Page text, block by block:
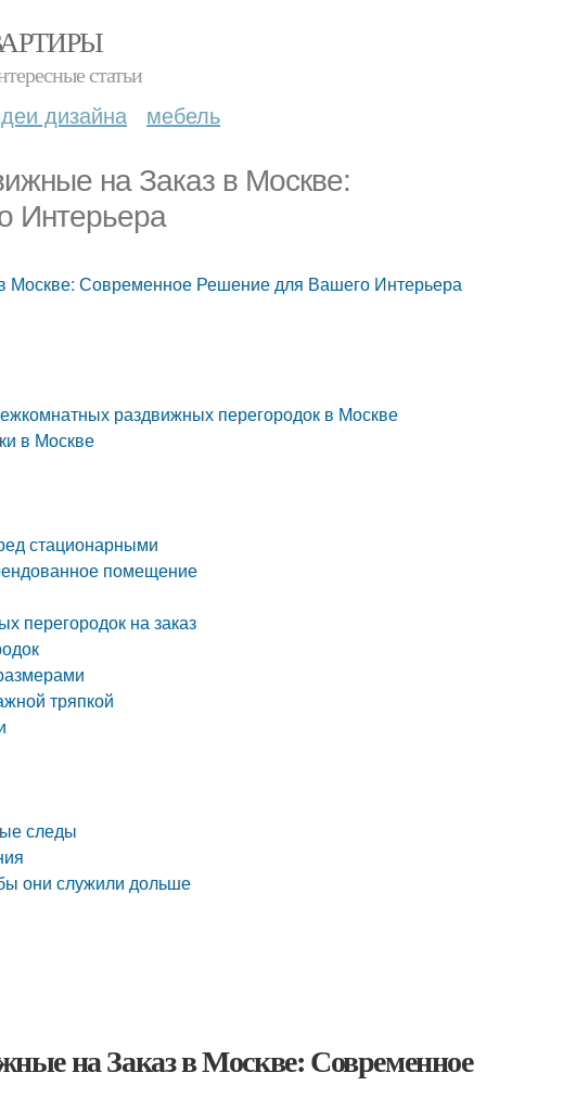
статьи
дизайна мебель
на Заказ в Москве:
Интерьера
Москве: Современное Решение для Вашего Интерьера
раздвижных перегородок в Москве
в Москве
стационарными
помещение
перегородок на заказ
тряпкой
следы
они служили дольше
на Заказ в Москве: Современное